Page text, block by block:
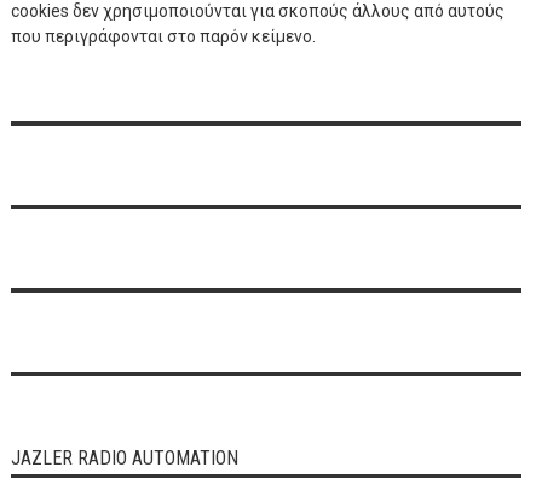
cookies δεν χρησιμοποιούνται για σκοπούς άλλους από αυτούς
που περιγράφονται στο παρόν κείμενο.
JAZLER RADIO AUTOMATION